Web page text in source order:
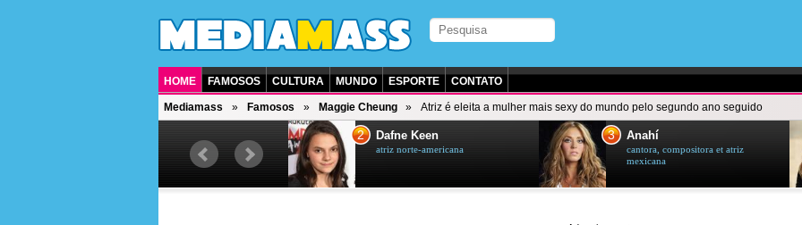
HOME FAMOSOS CULTURA MUNDO ESPORTE CONTATO
Mediamass Famosos Maggie Cheung Atriz é eleita a mulher mais sexy do mundo pelo segundo ano seguido
2 Dafne Keen
atriz norte-americana
3 Anahí
cantora, compositora et atriz
mexicana